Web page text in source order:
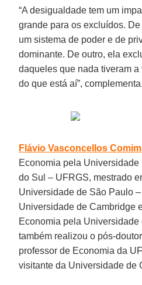
“A desigualdade tem um
grande para os excluídos.
um sistema de poder e de
dominante. De outro, ela
daqueles que nada tiveram
do que está aí”, complementa.
Flávio Vasconcellos Comim
Economia pela
do Sul – UFRGS, mestrado
Universidade de São Paulo
Universidade de Cambridge
Economia pela
também realizou o pós-
professor de Economia da
visitante da Universidade de